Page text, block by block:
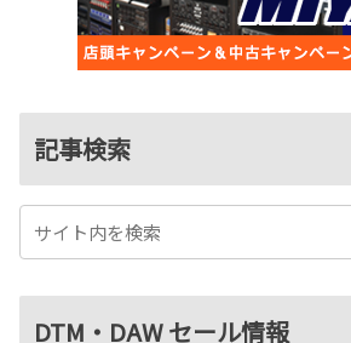
記事検索
DTM・DAW セール情報